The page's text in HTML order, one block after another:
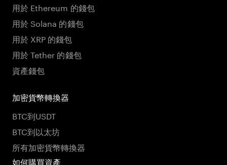
用於 Ethereum 的錢包
用於 Solana 的錢包
用於 XRP 的錢包
用於 Tether 的錢包
資產錢包
加密貨幣轉換器
BTC到USDT
BTC到以太坊
所有加密貨幣轉換器
如何購買資產